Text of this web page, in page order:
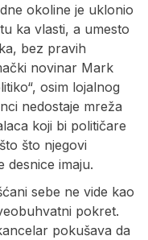
okoline je uklonio
ka vlasti, a umesto
bez pravih
novinar Mark
osim lojalnog
nedostaje mreža
koji bi političare
što njegovi
desnice imaju.
sebe ne vide kao
pokret.
pokušava da